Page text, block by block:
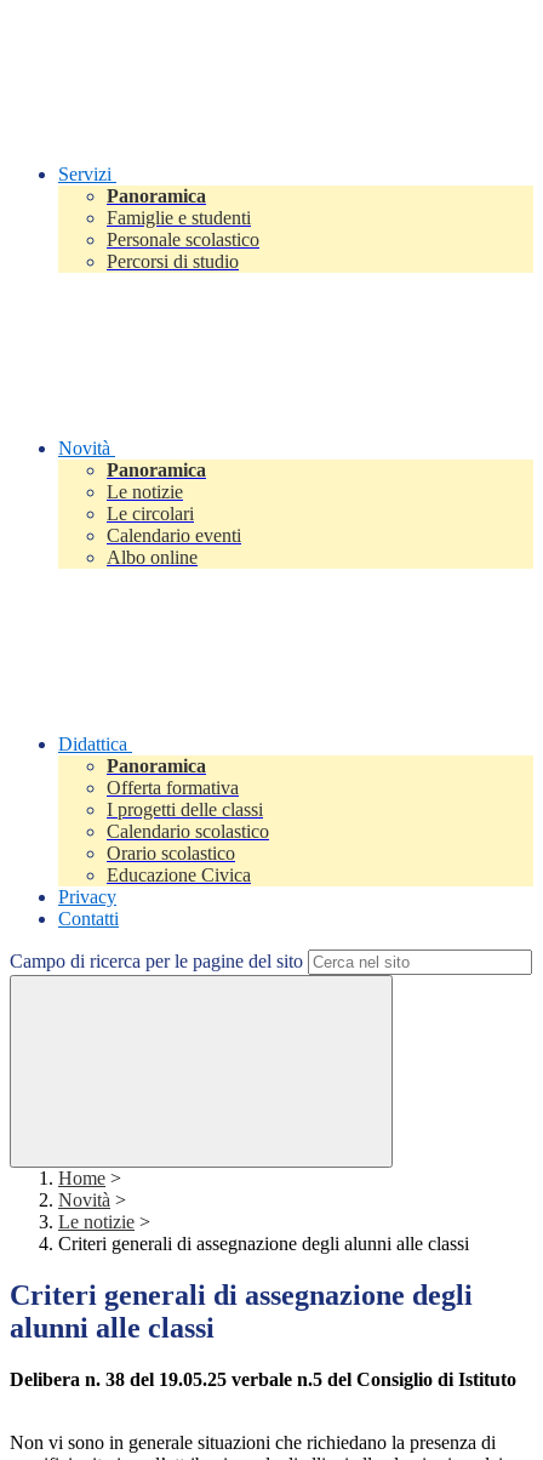
Servizi
Panoramica
Famiglie e studenti
Personale scolastico
Percorsi di studio
Novità
Panoramica
Le notizie
Le circolari
Calendario eventi
Albo online
Didattica
Panoramica
Offerta formativa
I progetti delle classi
Calendario scolastico
Orario scolastico
Educazione Civica
Privacy
Contatti
Campo di ricerca per le pagine del sito
Home >
Novità >
Le notizie >
Criteri generali di assegnazione degli alunni alle classi
Criteri generali di assegnazione degli
alunni alle classi
Delibera n. 38 del 19.05.25 verbale n.5 del Consiglio di Istituto
Non vi sono in generale situazioni che richiedano la presenza di